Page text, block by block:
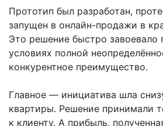
Прототип был разработан,
запущен в онлайн-продажи в
Это решение быстро завоевало
условиях полной
конкурентное преимущество.
Главное — инициатива шла
квартиры. Решение принимали
к клиенту. А прибыль,